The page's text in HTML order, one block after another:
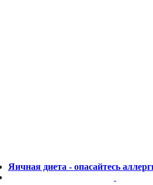
Яичная диета - опасайтесь